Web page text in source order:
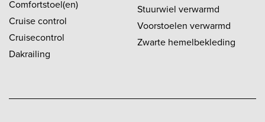
Comfortstoel(en)
Cruise control
Cruisecontrol
Dakrailing
Stuurwiel verwarmd
Voorstoelen verwarmd
Zwarte hemelbekleding